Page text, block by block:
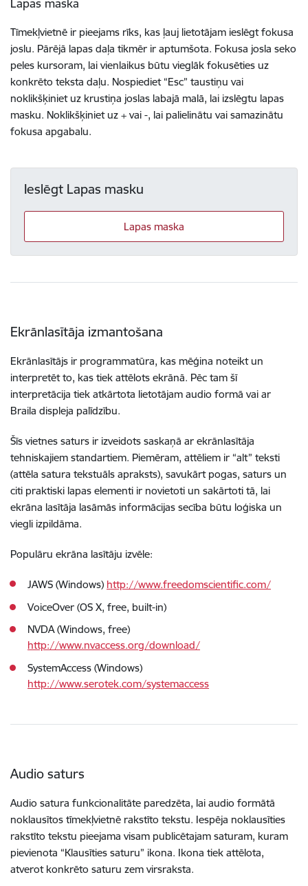
Lapas maska
Tīmekļvietnē ir pieejams rīks, kas ļauj lietotājam ieslēgt fokusa
joslu. Pārējā lapas daļa tikmēr ir aptumšota. Fokusa josla seko
peles kursoram, lai vienlaikus būtu vieglāk fokusēties uz
konkrēto teksta daļu. Nospiediet “Esc” taustiņu vai
noklikšķiniet uz krustiņa joslas labajā malā, lai izslēgtu lapas
masku. Noklikšķiniet uz + vai -, lai palielinātu vai samazinātu
fokusa apgabalu.
Ieslēgt Lapas masku
Lapas maska
Ekrānlasītāja izmantošana
Ekrānlasītājs ir programmatūra, kas mēģina noteikt un
interpretēt to, kas tiek attēlots ekrānā. Pēc tam šī
interpretācija tiek atkārtota lietotājam audio formā vai ar
Braila displeja palīdzību.
Šīs vietnes saturs ir izveidots saskaņā ar ekrānlasītāja
tehniskajiem standartiem. Piemēram, attēliem ir “alt” teksti
(attēla satura tekstuāls apraksts), savukārt pogas, saturs un
citi praktiski lapas elementi ir novietoti un sakārtoti tā, lai
ekrāna lasītāja lasāmās informācijas secība būtu loģiska un
viegli izpildāma.
Populāru ekrāna lasītāju izvēle:
JAWS (Windows) http://www.freedomscientific.com/
VoiceOver (OS X, free, built-in)
NVDA (Windows, free)
http://www.nvaccess.org/download/
SystemAccess (Windows)
http://www.serotek.com/systemaccess
Audio saturs
Audio satura funkcionalitāte paredzēta, lai audio formātā
noklausītos tīmekļvietnē rakstīto tekstu. Iespēja noklausīties
rakstīto tekstu pieejama visam publicētajam saturam, kuram
pievienota “Klausīties saturu” ikona. Ikona tiek attēlota,
atverot konkrēto saturu zem virsraksta.